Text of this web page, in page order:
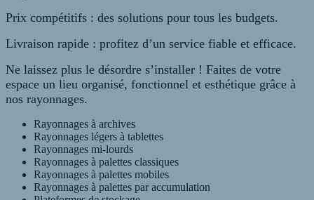
Prix compétitifs : des solutions pour tous les budgets.
Livraison rapide : profitez d’un service fiable et efficace.
Ne laissez plus le désordre s’installer ! Faites de votre
espace un lieu organisé, fonctionnel et esthétique grâce à
nos rayonnages.
Rayonnages à archives
Rayonnages légers à tablettes
Rayonnages mi-lourds
Rayonnages à palettes classiques
Rayonnages à palettes mobiles
Rayonnages à palettes par accumulation